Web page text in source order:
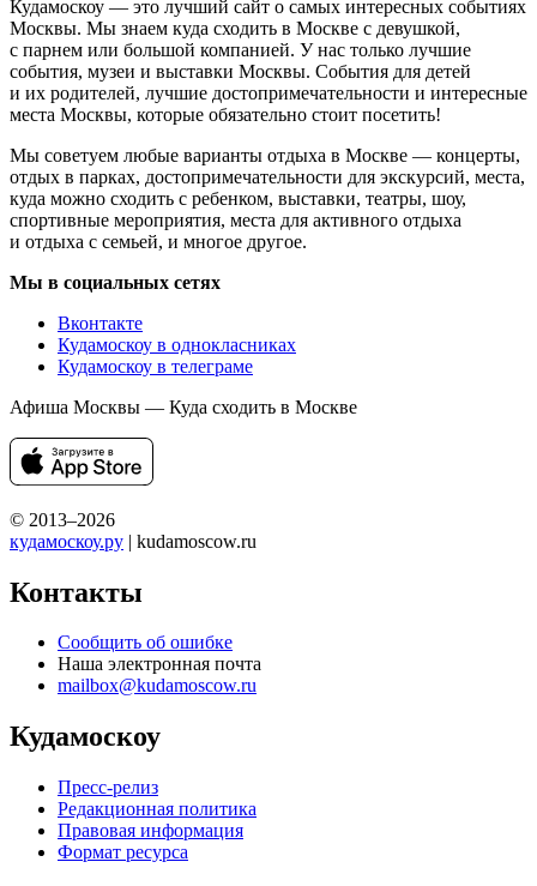
Кудамоскоу — это лучший сайт о самых интересных событиях
Москвы. Мы знаем куда сходить в Москве с девушкой,
с парнем или большой компанией. У нас только лучшие
события, музеи и выставки Москвы. События для детей
и их родителей, лучшие достопримечательности и интересные
места Москвы, которые обязательно стоит посетить!
Мы советуем любые варианты отдыха в Москве — концерты,
отдых в парках, достопримечательности для экскурсий, места,
куда можно сходить с ребенком, выставки, театры, шоу,
спортивные мероприятия, места для активного отдыха
и отдыха с семьей, и многое другое.
Мы в социальных сетях
Вконтакте
Кудамоскоу в однокласниках
Кудамоскоу в телеграме
Афиша Москвы — Куда сходить в Москве
© 2013–2026
кудамоскоу.ру | kudamoscow.ru
Контакты
Сообщить об ошибке
Наша электронная почта
mailbox@kudamoscow.ru
Кудамоскоу
Пресс-релиз
Редакционная политика
Правовая информация
Формат ресурса